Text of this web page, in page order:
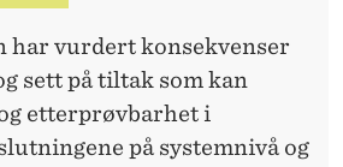
har vurdert konsekvenser
sett på tiltak som kan
etterprøvbarhet i
på systemnivå og